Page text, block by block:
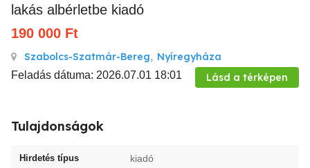
lakás albérletbe kiadó
190 000 Ft
Szabolcs-Szatmár-Bereg, Nyíregyháza
Lásd a térképen
Feladás dátuma: 2026.07.01 18:01
Tulajdonságok
Hirdetés típus kiadó